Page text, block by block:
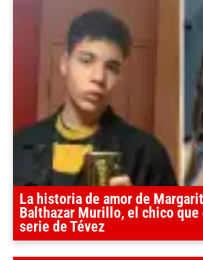
La historia de amor de
Balthazar Murillo, el chico
serie de Tévez